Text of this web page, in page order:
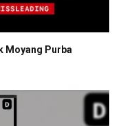
Moyang Purba